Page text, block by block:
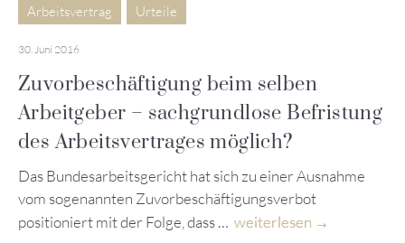
Arbeitsvertrag Urteile
30. Juni 2016
Zuvorbeschäftigung beim selben
Arbeitgeber – sachgrundlose Befristung
des Arbeitsvertrages möglich?
Das Bundesarbeitsgericht hat sich zu einer Ausnahme
vom sogenannten Zuvorbeschäftigungsverbot
positioniert mit der Folge, dass … weiterlesen